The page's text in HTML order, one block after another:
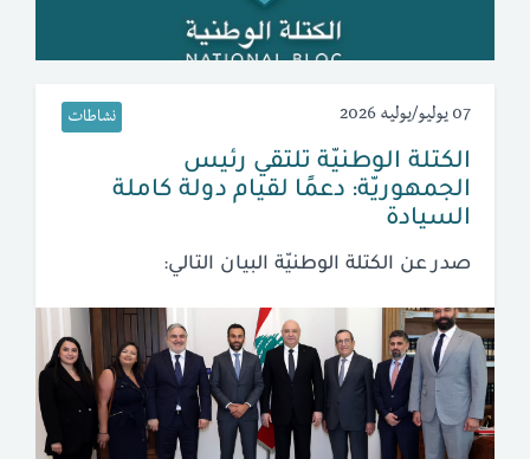
07 يوليو/يوليه 2026 نشاطات
الكتلة الوطنيّة تلتقي رئيس
الجمهوريّة: دعمًا لقيام دولة كاملة
السيادة
صدر عن الكتلة الوطنيّة البيان التالي: